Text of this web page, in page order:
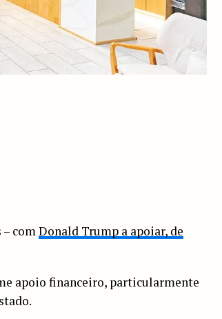
com Donald Trump a apoiar, de
apoio financeiro, particularmente